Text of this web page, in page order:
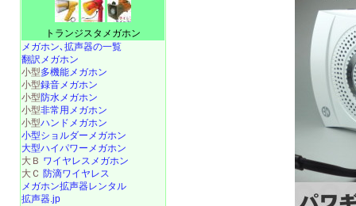
トランジスタメガホン
メガホン､拡声器の一覧
翻訳メガホン
小型多機能メガホン
小型録音メガホン
小型防水メガホン
小型非常用メガホン
小型ハンドメガホン
小型ショルダーメガホン
大型ハイパワーメガホン
大Ｂ ワイヤレスメガホン
大Ｃ 防滴ワイヤレス
メガホン拡声器レンタル
拡声器.jp